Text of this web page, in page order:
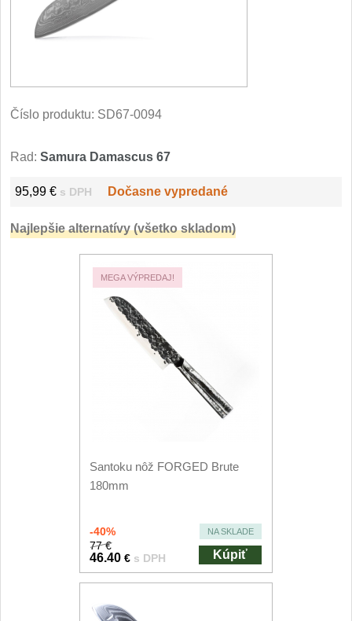
Filetovací nože
Vykosťovací nože 41
Plátkovací nože 27
Porcovací nože 2
57
Číslo produktu: SD67-0094
Rad: Samura Damascus 67
95,99 € s DPH Dočasne vypredané
Najlepšie alternatívy (všetko skladom)
MEGA VÝPREDAJ!
Santoku nôž FORGED Brute
180mm
-40% NA SKLADE
77 €
46.40 € s DPH Kúpiť